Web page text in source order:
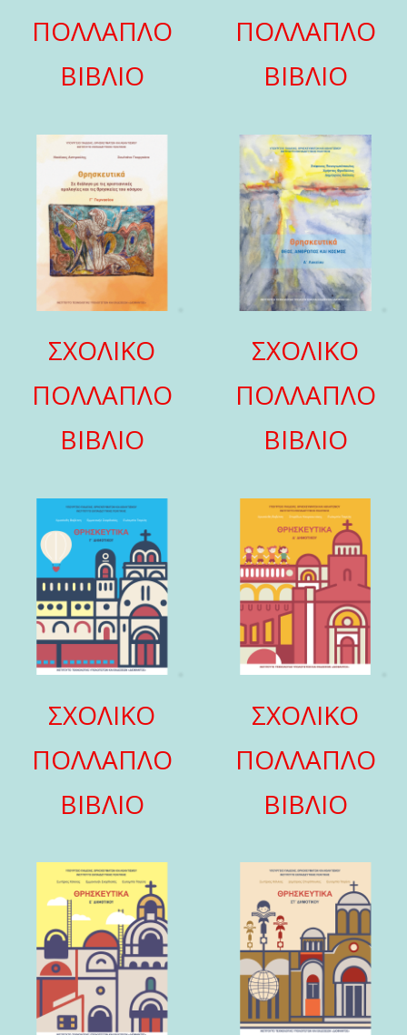
ΠΟΛΛΑΠΛΟ
ΒΙΒΛΙΟ
ΠΟΛΛΑΠΛΟ
ΒΙΒΛΙΟ
ΣΧΟΛΙΚΟ
ΠΟΛΛΑΠΛΟ
ΒΙΒΛΙΟ
ΣΧΟΛΙΚΟ
ΠΟΛΛΑΠΛΟ
ΒΙΒΛΙΟ
ΣΧΟΛΙΚΟ
ΠΟΛΛΑΠΛΟ
ΒΙΒΛΙΟ
ΣΧΟΛΙΚΟ
ΠΟΛΛΑΠΛΟ
ΒΙΒΛΙΟ